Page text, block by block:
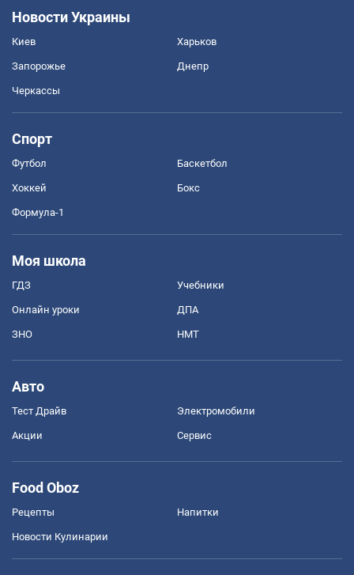
Новости Украины
Киев Харьков
Запорожье Днепр
Черкассы
Спорт
Футбол Баскетбол
Хоккей Бокс
Формула-1
Моя школа
ГДЗ Учебники
Онлайн уроки ДПА
ЗНО НМТ
Авто
Тест Драйв Электромобили
Акции Сервис
Food Oboz
Рецепты Напитки
Новости Кулинарии